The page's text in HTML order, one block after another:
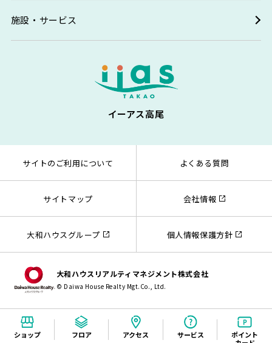
ショップ フロア アクセス サービス
ポイント
施設・サービス
イーアス高尾
サイトのご利用について よくある質問
サイトマップ 会社情報
大和ハウスグループ 個人情報保護方針
大和ハウスリアルティマネジメント株式会社
© Daiwa House Realty Mgt.Co., Ltd.